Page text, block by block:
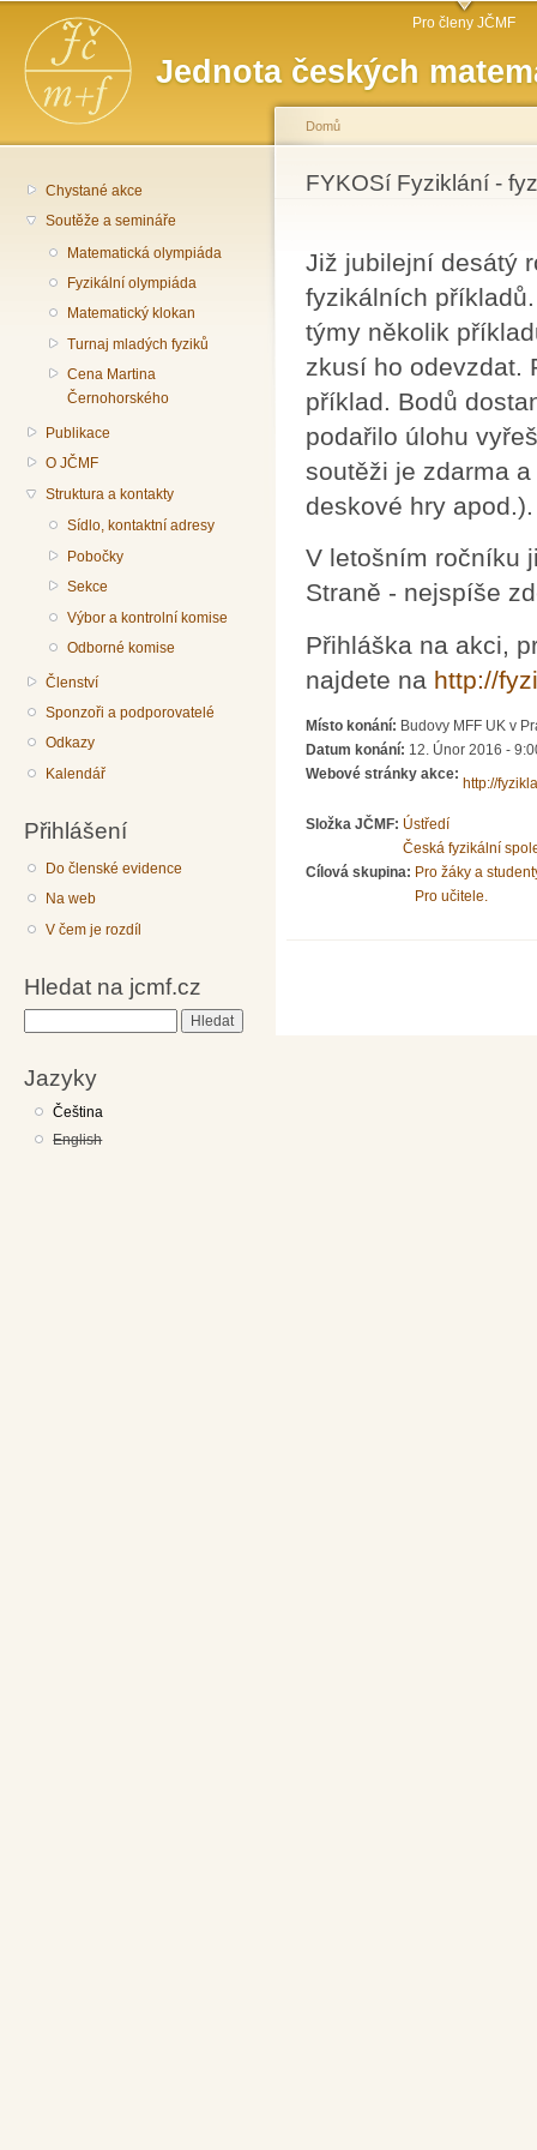
Jednota českých
Hlavní menu Pro členy JČMF
Chystané akce
Soutěže a semináře
Matematická olympiáda
Fyzikální olympiáda
Matematický klokan
Turnaj mladých fyziků
Cena Martina
Černohorského
Publikace
O JČMF
Struktura a kontakty
Sídlo, kontaktní adresy
Pobočky
Sekce
Výbor a kontrolní komise
Odborné komise
Členství
Sponzoři a podporovatelé
Odkazy
Kalendář
Přihlášení
Do členské evidence
Na web
V čem je rozdíl
Hledat na jcmf.cz
Jazyky
Čeština
English
Jste zde
Domů
FYKOSí Fyziklání -
Již jubilejní desátý
fyzikálních
týmy několik
zkusí ho odevzdat.
příklad. Bodů
podařilo úlohu
soutěži je zdarma
deskové hry apod.).
V letošním ročníku
Straně - nejspíše
Přihláška na akci,
najdete na http://
Místo konání: Budovy MFF UK v
Datum konání: 12. Únor 2016 -
Webové stránky akce:
http://
Složka JČMF: Ústředí
Česká fyzikální
Cílová skupina: Pro žáky a
Pro učitele.